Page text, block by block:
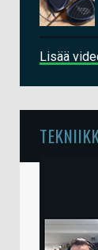
Lisää